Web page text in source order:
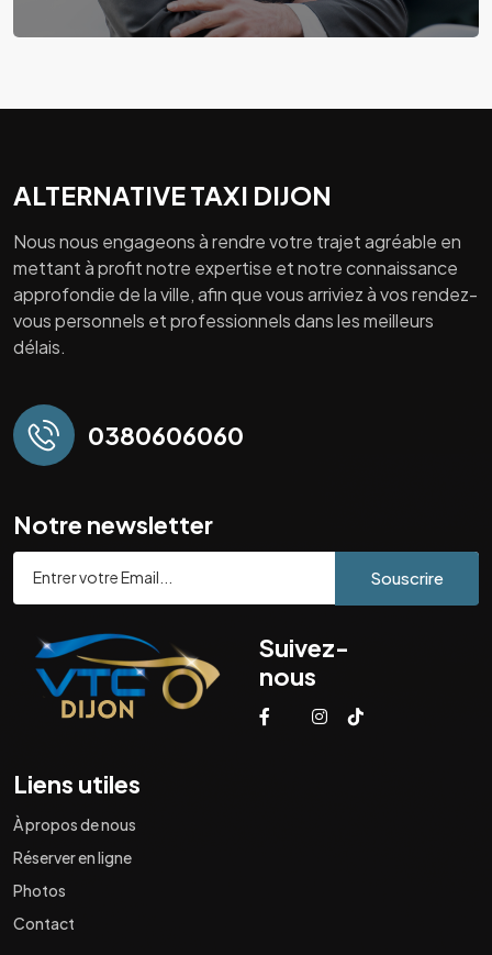
ALTERNATIVE TAXI DIJON
Nous nous engageons à rendre votre trajet agréable en
mettant à profit notre expertise et notre connaissance
approfondie de la ville, afin que vous arriviez à vos rendez-
vous personnels et professionnels dans les meilleurs
délais.
0380606060
Notre newsletter
Souscrire
Suivez-
nous
Liens utiles
À propos de nous
Réserver en ligne
Photos
Contact